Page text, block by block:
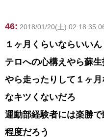
46: 2018/01/20(土)
１ヶ月くらいならいいん
テロへの心構えやら蘇
やら走ったりして１ヶ
なキツくないだろ
運動部経験者には楽勝
程度だろう